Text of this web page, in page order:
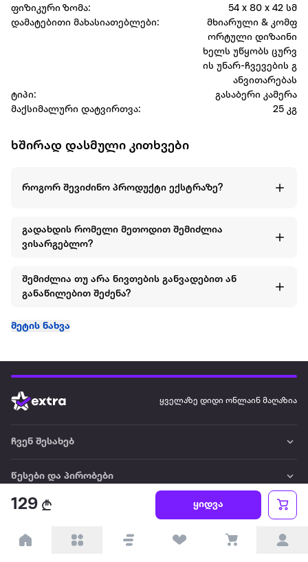
129 ყიდვა
ფიზიკური ზომა:
54 x 80 x 42 სმ
დამატებითი მახასიათებლები:
მხიარული & კომფ
ორტული დიზაინი
ხელს უწყობს ცურვ
ის უნარ-ჩვევების გ
ანვითარებას
ტიპი:
გასაბერი კამერა
მაქსიმალური დატვირთვა:
25 კგ
ხშირად დასმული კითხვები
როგორ შევიძინო პროდუქტი ექსტრაზე?
გადახდის რომელი მეთოდით შემიძლია
ვისარგებლო?
შემიძლია თუ არა ნივთების განვადებით ან
განაწილებით შეძენა?
მეტის ნახვა
ყველაზე დიდი ონლაინ მაღაზია
ჩვენ შესახებ
წესები და პირობები
პარტნიორებისთვის
ტრენდული